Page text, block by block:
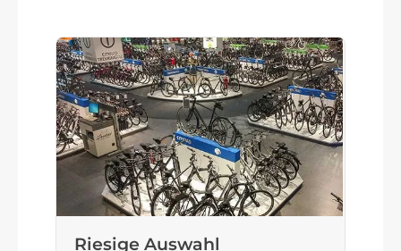
Gewicht
14,9 kg
Umwerfer
Shimano FD-M315, Top Swing, 31.8mm Clamp
Laufradgröße
Size Split: 27.5: XS (14"), S (16") // 29: M (18"), L
Riesige Auswahl